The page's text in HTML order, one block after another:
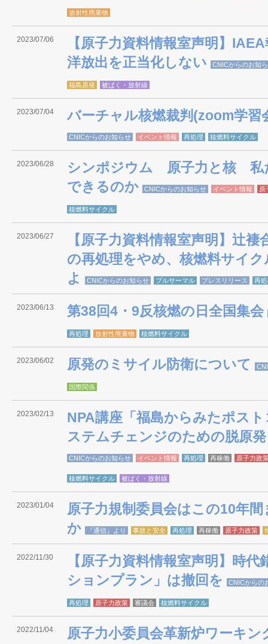
放射性廃棄物
2023/07/06
【原子力資料情報室声明】
洋放出を正当化しない
CNICからのお知
福島原発 被ばく・放射線
2023/07/04 バーチャル核燃裁判(zoom学習
CNICからのお知らせ イベント情報 再処理 核燃料サイクル
2023/06/28
シンポジウム 原子力と核 私
できるのか
CNICからのお知らせ イベント情報 原
核燃料サイクル
2023/06/27
【原子力資料情報室声明】辻
の再処理をやめ、核燃料サイ
よ
CNICからのお知らせ プルサーマル プレスリリース 再
2023/06/13 第38回4・9反核燃の日全国集会
再処理 放射性廃棄物 核燃料サイクル
2023/06/02 原発のミサイル防衛について
国際関係
2023/02/13
NPA講座「福島からみたポス
ステムチェンジのための脱原
CNICからのお知らせ イベント情報 再処理 再稼働 原子力政
核燃料サイクル 被ばく・放射線
2023/01/04
原子力規制委員会はこの10年
か
『通信』より 事故と安全 再処理 再稼働 原子力政策
2022/11/30
【原子力資料情報室声明】時
ションプラン」は撤回を
CNICからの
再処理 原子力政策 審議会 核燃料サイクル
2022/11/04
原子力小委員会革新炉ワーキ